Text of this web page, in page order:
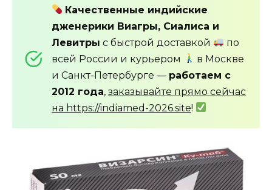
Качественные индийские
дженерики Виагры, Сиалиса и
Левитры с быстрой доставкой
по
всей России и курьером
в Москве
и Санкт-Петербурге — работаем с
2012 года, заказывайте прямо сейчас
на https://indiamed-2026.site!